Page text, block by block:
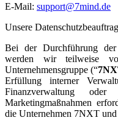
E-Mail: support@7mind.de
Unsere
Bei der Durchführung der
werden wir teilweise
Unternehmensgruppe (“
Erfüllung interner
Finanzverwaltung
Marketingmaßnahmen
die Unternehmen 7NXT